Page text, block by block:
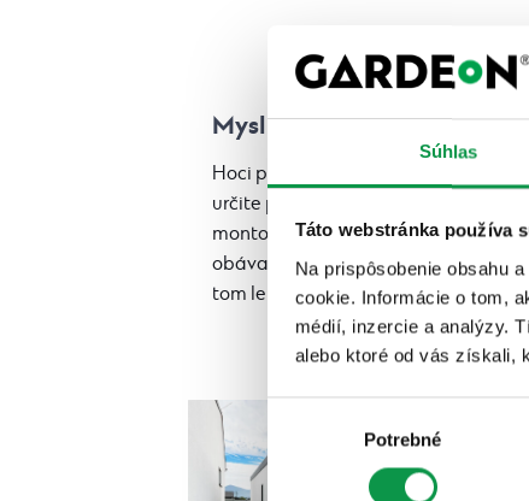
Súhlas
Táto webstránka používa
Na prispôsobenie obsahu
cookie. Informácie o tom,
médií, inzercie a analýzy.
alebo ktoré od vás získali,
Potrebné
Myslite na bezpečnosť –
Hoci predpokladáme, že vy a vaša
určite poznáte. Aj pri takej stavbe,
montovanej garáži postavenej
obávať nemusíte. Vyhnete sa tak
tom lepšom prípade odnesie len